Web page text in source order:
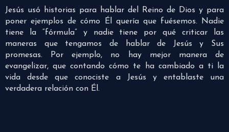
Jesús usó historias para hablar del Reino de Dios y para
poner ejemplos de cómo Él quería que fuésemos. Nadie
tiene la “fórmula” y nadie tiene por qué criticar las
maneras que tengamos de hablar de Jesús y Sus
promesas. Por ejemplo, no hay mejor manera de
evangelizar, que contando cómo te ha cambiado a ti la
vida desde que conociste a Jesús y entablaste una
verdadera relación con Él.